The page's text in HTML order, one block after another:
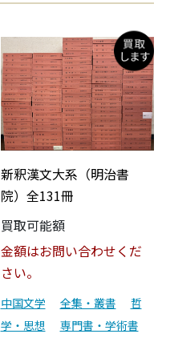
新釈漢文大系（明治書
院）全131冊
買取可能額
金額はお問い合わせくだ
さい。
中国文学 全集・叢書
哲
学・思想
専門書・学術書